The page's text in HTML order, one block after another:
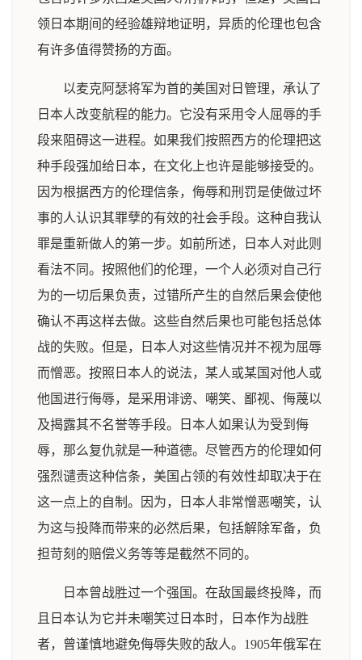
领日本期间的经验雄辩地证明，异质的伦理也包含
有许多值得赞扬的方面。
以麦克阿瑟将军为首的美国对日管理，承认了
日本人改变航程的能力。它没有采用令人屈辱的手
段来阻碍这一进程。如果我们按照西方的伦理把这
种手段强加给日本，在文化上也许是能够接受的。
因为根据西方的伦理信条，侮辱和刑罚是使做过坏
事的人认识其罪孽的有效的社会手段。这种自我认
罪是重新做人的第一步。如前所述，日本人对此则
看法不同。按照他们的伦理，一个人必须对自己行
为的一切后果负责，过错所产生的自然后果会使他
确认不再这样去做。这些自然后果也可能包括总体
战的失败。但是，日本人对这些情况并不视为屈辱
而憎恶。按照日本人的说法，某人或某国对他人或
他国进行侮辱，是采用诽谤、嘲笑、鄙视、侮蔑以
及揭露其不名誉等手段。日本人如果认为受到侮
辱，那么复仇就是一种道德。尽管西方的伦理如何
强烈谴责这种信条，美国占领的有效性却取决于在
这一点上的自制。因为，日本人非常憎恶嘲笑，认
为这与投降而带来的必然后果，包括解除军备，负
担苛刻的赔偿义务等等是截然不同的。
日本曾战胜过一个强国。在敌国最终投降，而
且日本认为它并未嘲笑过日本时，日本作为战胜
者，曾谨慎地避免侮辱失败的敌人。1905年俄军在